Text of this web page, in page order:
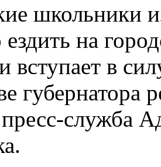
школьники
ездить на
вступает в
служба